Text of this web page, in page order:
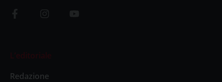
L’editoriale
Redazione